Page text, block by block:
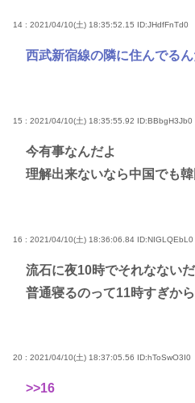
14 : 2021/04/10(土) 18:35:52.15 ID:JHdfFnTd0
西武新宿線の隣に住んでる
15 : 2021/04/10(土) 18:35:55.92 ID:BBbgH3Jb0
今有事なんだよ
理解出来ないなら中国でも韓
16 : 2021/04/10(土) 18:36:06.84 ID:NIGLQEbL0
流石に夜10時でそれなない
普通寝るのって11時すぎか
20 : 2021/04/10(土) 18:37:05.56 ID:hToSwO3I0
>>16